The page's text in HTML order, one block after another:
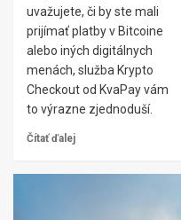
uvažujete, či by ste mali
prijímať platby v Bitcoine
alebo iných digitálnych
menách, služba Krypto
Checkout od KvaPay vám
to výrazne zjednoduší.
Čítať ďalej